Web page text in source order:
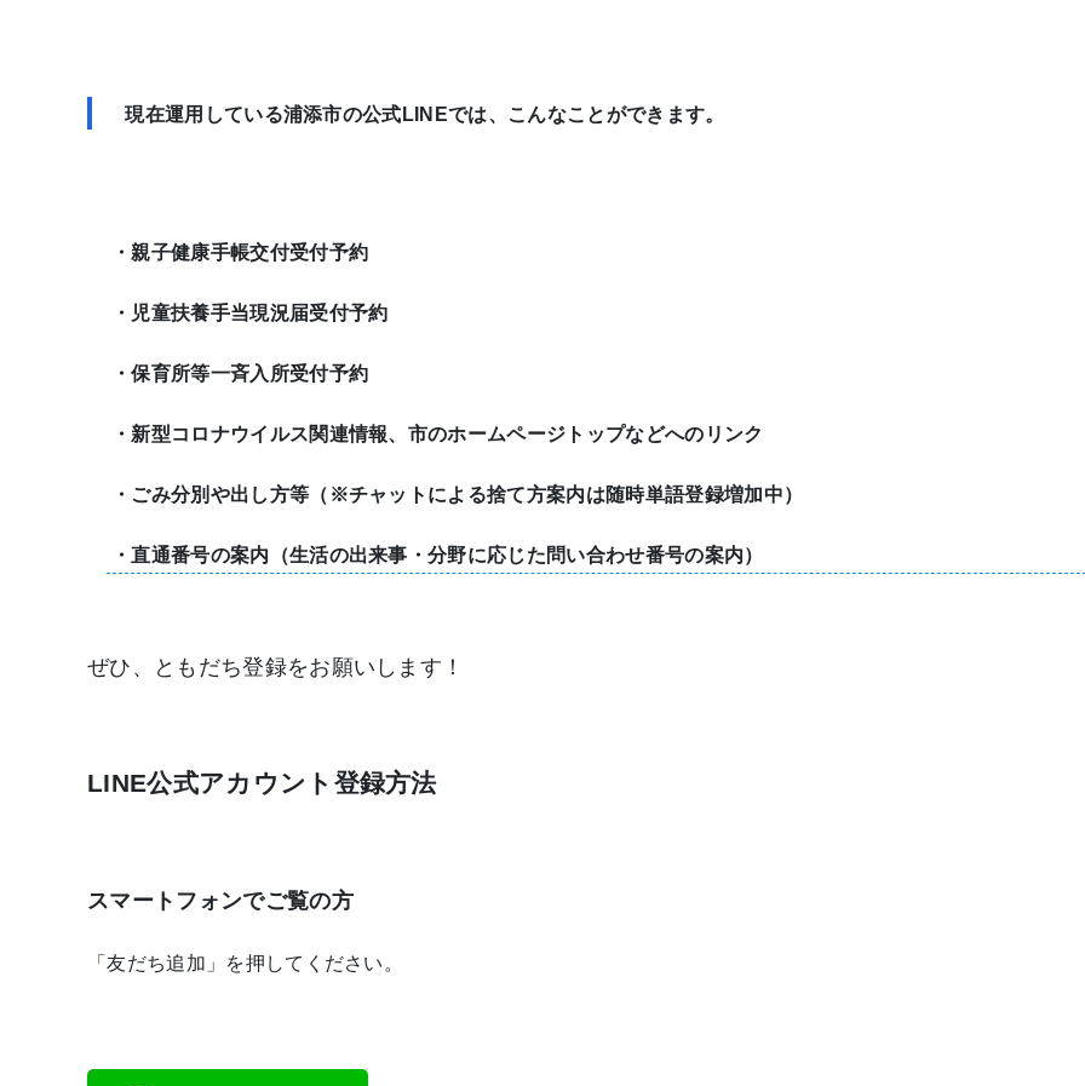
現在運用している浦添市の公式LINEでは、こんなことができます。
・親子健康手帳交付受付予約
・児童扶養手当現況届受付予約
・保育所等一斉入所受付予約
・新型コロナウイルス関連情報、市のホームページトップなどへのリンク
・ごみ分別や出し方等（※チャットによる捨て方案内は随時単語登録増加中）
・直通番号の案内（生活の出来事・分野に応じた問い合わせ番号の案内）
ぜひ、ともだち登録をお願いします！
LINE公式アカウント登録方法
スマートフォンでご覧の方
「友だち追加」を押してください。